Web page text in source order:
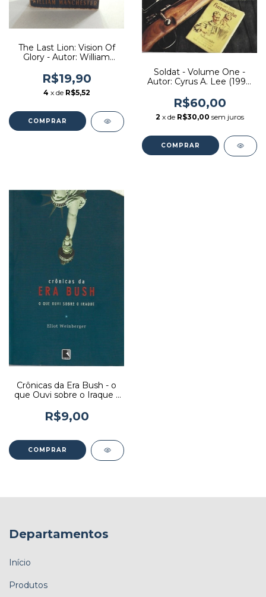
The Last Lion: Vision Of
Glory - Autor: William
[usado]
R$19,90
4 x de R$5,52
Soldat - Volume One -
Autor: Cyrus A. Lee (1995)
R$60,00
2 x de R$30,00 sem juros
Crônicas da Era Bush - o
que Ouvi sobre o Iraque -
(2006) [usado]
R$9,00
Departamentos
Início
Produtos